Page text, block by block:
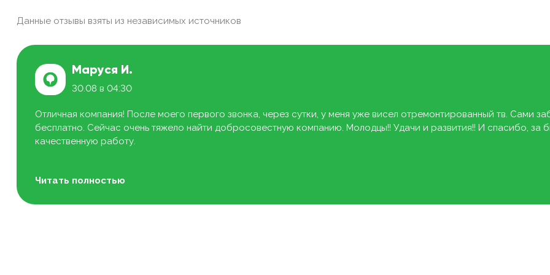
Данные отзывы взяты из независимых источников
Маруся И.
30.08 в 04:30
Отличная компания! После моего первого звонка, через сутки, у меня уже висел отремонтированный тв. Сами
бесплатно. Сейчас очень тяжело найти добросовестную компанию. Молодцы!! Удачи и развития!! И спасибо, за
качественную работу.
Читать полностью